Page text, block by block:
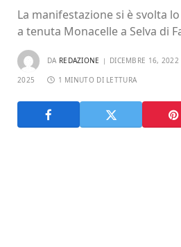
La manifestazione si è svolta
a tenuta Monacelle a Selva di
DA REDAZIONE DICEMBRE 16, 2022
2025 1 MINUTO DI LETTURA